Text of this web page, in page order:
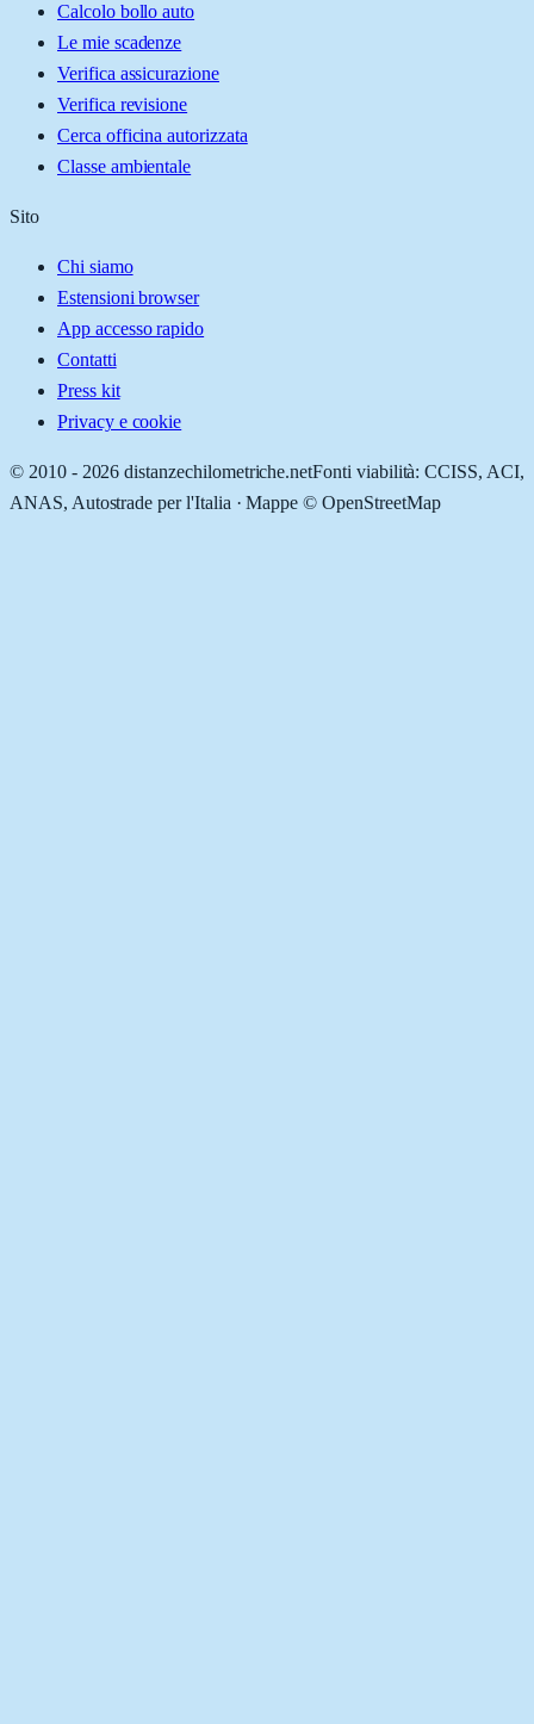
Calcolo bollo auto
Le mie scadenze
Verifica assicurazione
Verifica revisione
Cerca officina autorizzata
Classe ambientale
Sito
Chi siamo
Estensioni browser
App accesso rapido
Contatti
Press kit
Privacy e cookie
© 2010 - 2026 distanzechilometriche.netFonti viabilità: CCISS, ACI,
ANAS, Autostrade per l'Italia · Mappe © OpenStreetMap